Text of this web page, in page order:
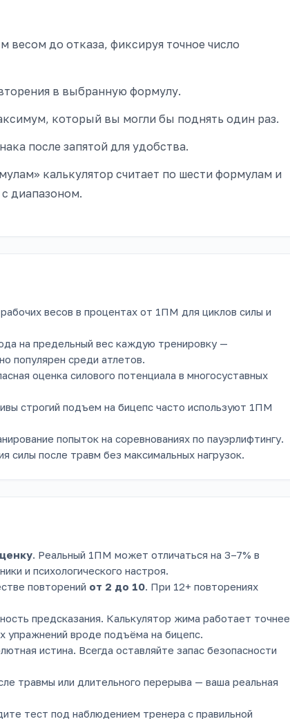
до отказа, фиксируя точное число
в выбранную формулу.
который вы могли бы поднять один раз.
после запятой для удобства.
калькулятор считает по шести формулам и
диапазоном.
весов в процентах от 1ПМ для циклов силы и
на предельный вес каждую тренировку —
популярен среди атлетов.
оценка силового потенциала в многосуставных
строгий подъем на бицепс часто используют 1ПМ
попыток на соревнованиях по пауэрлифтингу.
силы после травм без максимальных нагрузок.
. Реальный 1ПМ может отличаться на 3–7% в
и психологического настроя.
повторений от 2 до 10. При 12+ повторениях
предсказания. Калькулятор жима работает точнее
упражнений вроде подъёма на бицепс.
истина. Всегда оставляйте запас безопасности
травмы или длительного перерыва — ваша реальная
тест под наблюдением тренера с правильной